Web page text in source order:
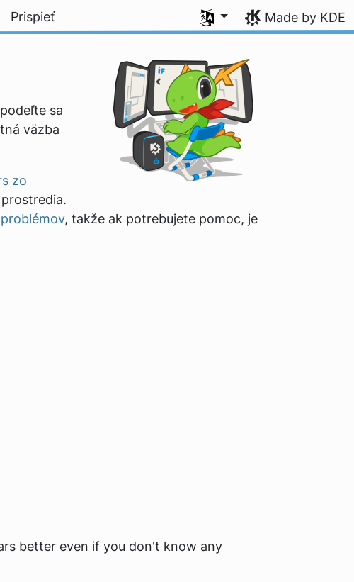
Prispieť
Select your language
Made by KDE
sa
väzba
zo
, takže ak potrebujete pomoc, je
better even if you don't know any